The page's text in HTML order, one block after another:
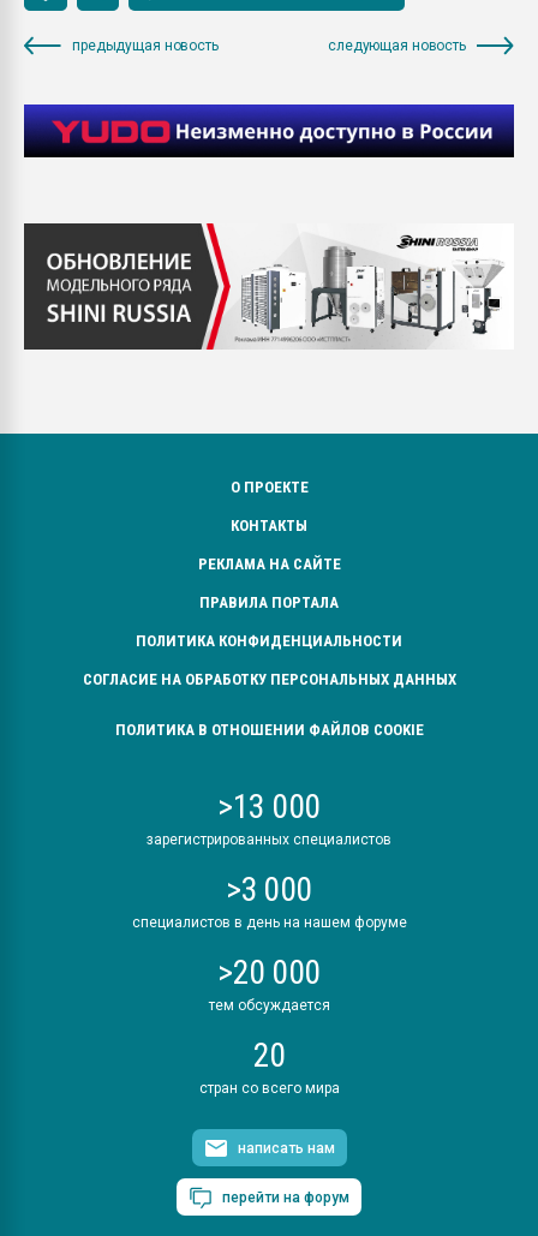
предыдущая новость следующая новость
О ПРОЕКТЕ
КОНТАКТЫ
РЕКЛАМА НА САЙТЕ
ПРАВИЛА ПОРТАЛА
ПОЛИТИКА КОНФИДЕНЦИАЛЬНОСТИ
СОГЛАСИЕ НА ОБРАБОТКУ ПЕРСОНАЛЬНЫХ ДАННЫХ
ПОЛИТИКА В ОТНОШЕНИИ ФАЙЛОВ COOKIE
>13 000
зарегистрированных специалистов
>3 000
специалистов в день на нашем форуме
>20 000
тем обсуждается
20
стран со всего мира
написать нам
перейти на форум